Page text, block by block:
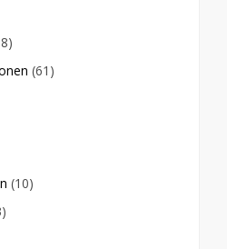
(61)
(10)